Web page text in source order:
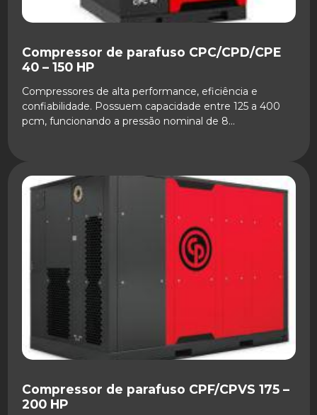
Compressor de parafuso CPC/CPD/CPE
40 – 150 HP
Compressores de alta performance, eficiência e
confiabilidade. Possuem capacidade entre 125 a 400
pcm, funcionando a pressão nominal de 8...
SAIBA MAIS
Compressor de parafuso CPF/CPVS 175 –
200 HP